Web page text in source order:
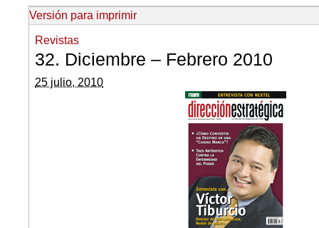
Versión para imprimir
Revistas
32. Diciembre – Febrero 2010
25 julio, 2010